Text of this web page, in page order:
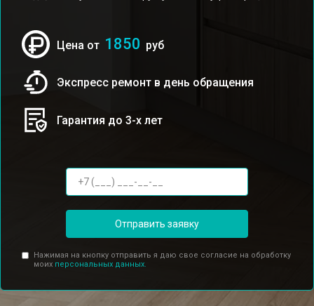
Цена от 1850 руб
Экспресс ремонт в день обращения
Гарантия до 3-х лет
Отправить заявку
Нажимая на кнопку отправить я даю свое согласие на обработку
моих персональных данных.